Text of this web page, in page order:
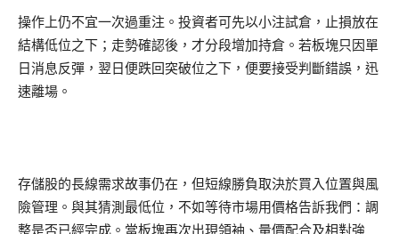
操作上仍不宜一次過重注。投資者可先以小注試倉，止損放在
結構低位之下；走勢確認後，才分段增加持倉。若板塊只因單
日消息反彈，翌日便跌回突破位之下，便要接受判斷錯誤，迅
速離場。
存儲股的長線需求故事仍在，但短線勝負取決於買入位置與風
險管理。與其猜測最低位，不如等待市場用價格告訴我們：調
整是否已經完成。當板塊再次出現領袖、量價配合及相對強